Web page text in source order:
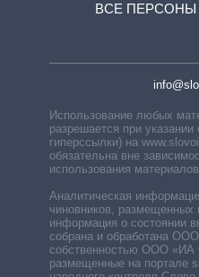
ВСЕ ПЕРСОНЫ
Использование любых
разрешается при
гиперссылки) на
обязательна вне
использования материалов.
Аналитическая
чиновников, размещенных
информация о состоянии
собрана и обработана
собственностью ООО «ИА
размещенные на портале